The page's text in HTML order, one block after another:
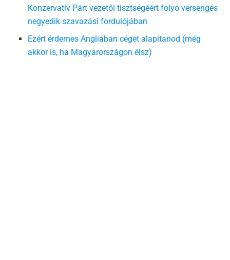
Konzervatív Párt vezetői tisztségéért folyó versengés
negyedik szavazási fordulójában
Ezért érdemes Angliában céget alapítanod (még
akkor is, ha Magyarországon élsz)